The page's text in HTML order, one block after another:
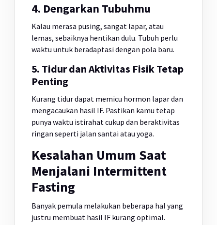
4. Dengarkan Tubuhmu
Kalau merasa pusing, sangat lapar, atau
lemas, sebaiknya hentikan dulu. Tubuh perlu
waktu untuk beradaptasi dengan pola baru.
5. Tidur dan Aktivitas Fisik Tetap
Penting
Kurang tidur dapat memicu hormon lapar dan
mengacaukan hasil IF. Pastikan kamu tetap
punya waktu istirahat cukup dan beraktivitas
ringan seperti jalan santai atau yoga.
Kesalahan Umum Saat
Menjalani Intermittent
Fasting
Banyak pemula melakukan beberapa hal yang
justru membuat hasil IF kurang optimal.